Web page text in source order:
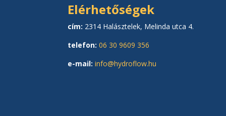
Elérhetőségek
cím: 2314 Halásztelek, Melinda utca 4.
telefon: 06 30 9609 356
e-mail: info@hydroflow.hu